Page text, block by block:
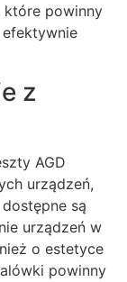
które powinny
z
AGD
urządzeń,
są
urządzeń w
o estetyce
powinny